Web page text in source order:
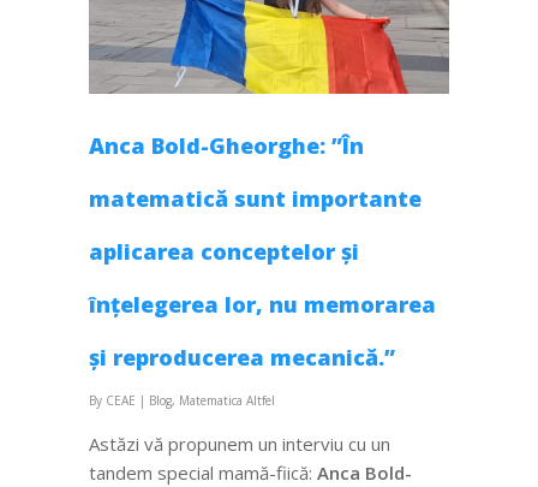
Anca Bold-Gheorghe: ”În
matematică sunt importante
aplicarea conceptelor și
înțelegerea lor, nu memorarea
și reproducerea mecanică.”
By CEAE | Blog, Matematica Altfel
Astăzi vă propunem un interviu cu un
tandem special mamă-fiică: Anca Bold-